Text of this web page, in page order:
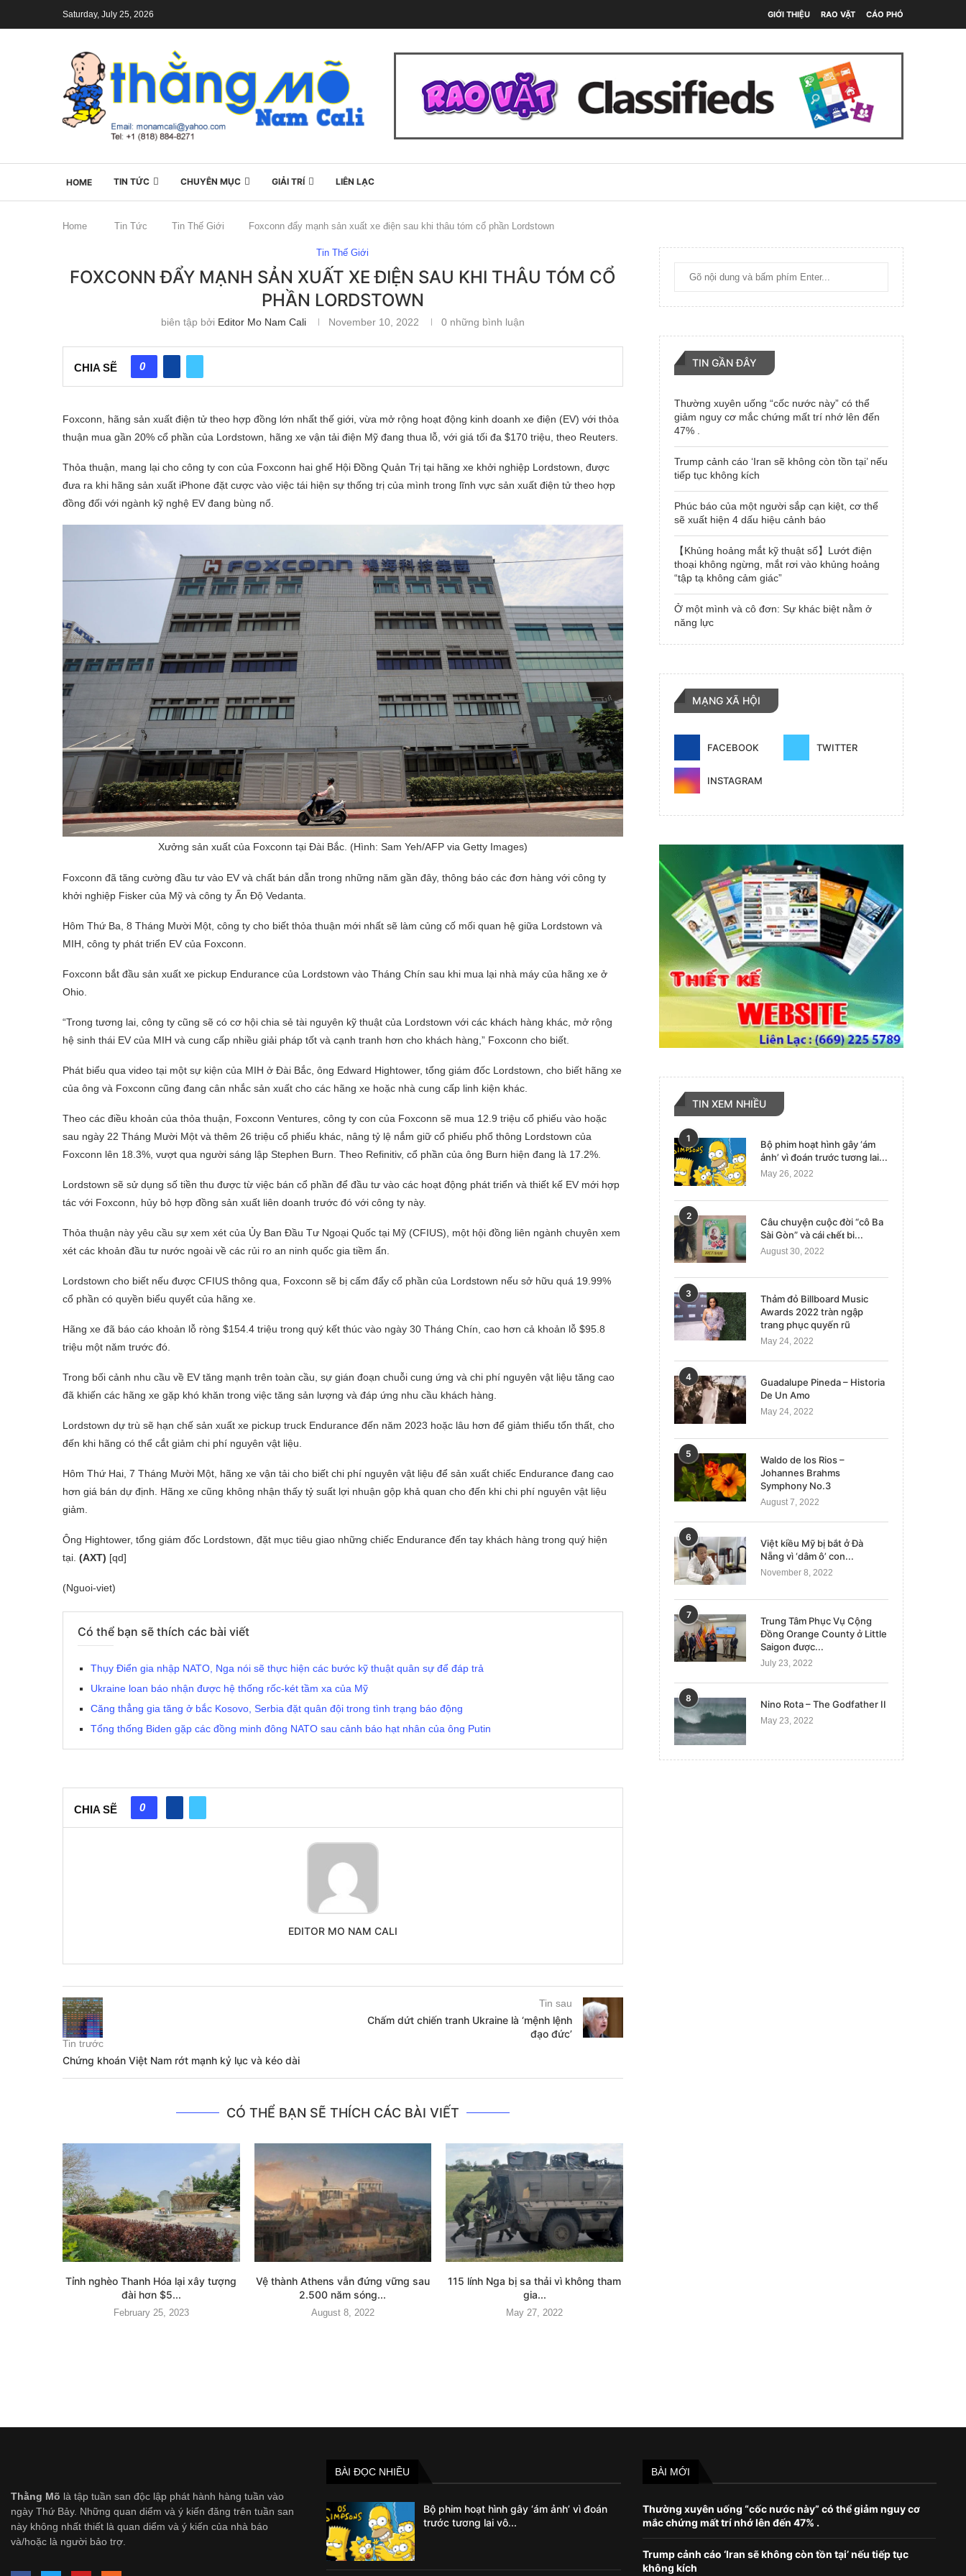
Saturday, July 25, 2026 GIỚI THIỆU RAO VẶT CÁO PHÓ
HOME TIN TỨC CHUYÊN MỤC GIẢI TRÍ LIÊN LẠC
Home Tin Tức Tin Thế Giới Foxconn đẩy mạnh sản xuất xe điện sau khi thâu tóm cổ phần Lordstown
Tin Thế Giới
FOXCONN ĐẨY MẠNH SẢN XUẤT XE ĐIỆN SAU KHI THÂU TÓM CỔ
PHẦN LORDSTOWN
biên tập bởi Editor Mo Nam Cali November 10, 2022 0 những bình luận
CHIA SẼ 0
Foxconn, hãng sản xuất điện tử theo hợp đồng lớn nhất thế giới, vừa mở rộng hoạt động kinh doanh xe điện (EV) với thỏa
thuận mua gần 20% cổ phần của Lordstown, hãng xe vận tải điện Mỹ đang thua lỗ, với giá tối đa $170 triệu, theo Reuters.
Thỏa thuận, mang lại cho công ty con của Foxconn hai ghế Hội Đồng Quản Trị tại hãng xe khởi nghiệp Lordstown, được
đưa ra khi hãng sản xuất iPhone đặt cược vào việc tái hiện sự thống trị của mình trong lĩnh vực sản xuất điện tử theo hợp
đồng đối với ngành kỹ nghệ EV đang bùng nổ.
Xưởng sản xuất của Foxconn tại Đài Bắc. (Hình: Sam Yeh/AFP via Getty Images)
Foxconn đã tăng cường đầu tư vào EV và chất bán dẫn trong những năm gần đây, thông báo các đơn hàng với công ty
khởi nghiệp Fisker của Mỹ và công ty Ấn Độ Vedanta.
Hôm Thứ Ba, 8 Tháng Mười Một, công ty cho biết thỏa thuận mới nhất sẽ làm củng cố mối quan hệ giữa Lordstown và
MIH, công ty phát triển EV của Foxconn.
Foxconn bắt đầu sản xuất xe pickup Endurance của Lordstown vào Tháng Chín sau khi mua lại nhà máy của hãng xe ở
Ohio.
“Trong tương lai, công ty cũng sẽ có cơ hội chia sẻ tài nguyên kỹ thuật của Lordstown với các khách hàng khác, mở rộng
hệ sinh thái EV của MIH và cung cấp nhiều giải pháp tốt và cạnh tranh hơn cho khách hàng,” Foxconn cho biết.
Phát biểu qua video tại một sự kiện của MIH ở Đài Bắc, ông Edward Hightower, tổng giám đốc Lordstown, cho biết hãng xe
của ông và Foxconn cũng đang cân nhắc sản xuất cho các hãng xe hoặc nhà cung cấp linh kiện khác.
Theo các điều khoản của thỏa thuận, Foxconn Ventures, công ty con của Foxconn sẽ mua 12.9 triệu cổ phiếu vào hoặc
sau ngày 22 Tháng Mười Một và thêm 26 triệu cổ phiếu khác, nâng tỷ lệ nắm giữ cổ phiếu phổ thông Lordstown của
Foxconn lên 18.3%, vượt qua người sáng lập Stephen Burn. Theo Refinitiv, cổ phần của ông Burn hiện đang là 17.2%.
Lordstown sẽ sử dụng số tiền thu được từ việc bán cổ phần để đầu tư vào các hoạt động phát triển và thiết kế EV mới hợp
tác với Foxconn, hủy bỏ hợp đồng sản xuất liên doanh trước đó với công ty này.
Thỏa thuận này yêu cầu sự xem xét của Ủy Ban Đầu Tư Ngoại Quốc tại Mỹ (CFIUS), một hội đồng liên ngành chuyên xem
xét các khoản đầu tư nước ngoài về các rủi ro an ninh quốc gia tiềm ẩn.
Lordstown cho biết nếu được CFIUS thông qua, Foxconn sẽ bị cấm đẩy cổ phần của Lordstown nếu sở hữu quá 19.99%
cổ phần có quyền biểu quyết của hãng xe.
Hãng xe đã báo cáo khoản lỗ ròng $154.4 triệu trong quý kết thúc vào ngày 30 Tháng Chín, cao hơn cả khoản lỗ $95.8
triệu một năm trước đó.
Trong bối cảnh nhu cầu về EV tăng mạnh trên toàn cầu, sự gián đoạn chuỗi cung ứng và chi phí nguyên vật liệu tăng cao
đã khiến các hãng xe gặp khó khăn trong việc tăng sản lượng và đáp ứng nhu cầu khách hàng.
Lordstown dự trù sẽ hạn chế sản xuất xe pickup truck Endurance đến năm 2023 hoặc lâu hơn để giảm thiểu tổn thất, cho
đến khi hãng có thể cắt giảm chi phí nguyên vật liệu.
Hôm Thứ Hai, 7 Tháng Mười Một, hãng xe vận tải cho biết chi phí nguyên vật liệu để sản xuất chiếc Endurance đang cao
hơn giá bán dự định. Hãng xe cũng không nhận thấy tỷ suất lợi nhuận gộp khả quan cho đến khi chi phí nguyên vật liệu
giảm.
Ông Hightower, tổng giám đốc Lordstown, đặt mục tiêu giao những chiếc Endurance đến tay khách hàng trong quý hiện
tại. (AXT) [qd]
(Nguoi-viet)
Có thể bạn sẽ thích các bài viết
Thụy Điển gia nhập NATO, Nga nói sẽ thực hiện các bước kỹ thuật quân sự để đáp trả
Ukraine loan báo nhận được hệ thống rốc-két tầm xa của Mỹ
Căng thẳng gia tăng ở bắc Kosovo, Serbia đặt quân đội trong tình trạng báo động
Tổng thống Biden gặp các đồng minh đông NATO sau cảnh báo hạt nhân của ông Putin
CHIA SẼ 0
EDITOR MO NAM CALI
Tin trước
Chứng khoán Việt Nam rớt mạnh kỷ lục và kéo dài
Tin sau
Chấm dứt chiến tranh Ukraine là ‘mệnh lệnh
đạo đức’
CÓ THỂ BẠN SẼ THÍCH CÁC BÀI VIẾT
Tỉnh nghèo Thanh Hóa lại xây tượng
đài hơn $5...
February 25, 2023
Vệ thành Athens vẫn đứng vững sau
2.500 năm sóng...
August 8, 2022
115 lính Nga bị sa thải vì không tham
gia...
May 27, 2022
TIN GẦN ĐÂY
Thường xuyên uống “cốc nước này” có thể
giảm nguy cơ mắc chứng mất trí nhớ lên đến
47% .
Trump cảnh cáo ‘Iran sẽ không còn tồn tại’ nếu
tiếp tục không kích
Phúc báo của một người sắp cạn kiệt, cơ thể
sẽ xuất hiện 4 dấu hiệu cảnh báo
【Khủng hoảng mắt kỹ thuật số】Lướt điện
thoại không ngừng, mắt rơi vào khủng hoảng
“tập tạ không cảm giác”
Ở một mình và cô đơn: Sự khác biệt nằm ở
năng lực
MẠNG XÃ HỘI
FACEBOOK TWITTER
INSTAGRAM
TIN XEM NHIỀU
1
Bộ phim hoạt hình gây ‘ám
ảnh’ vì đoán trước tương lai...
May 26, 2022
2
Câu chuyện cuộc đời “cô Ba
Sài Gòn” và cái 𝐜𝐡ế𝐭 bi...
August 30, 2022
3
Thảm đỏ Billboard Music
Awards 2022 tràn ngập
trang phục quyến rũ
May 24, 2022
4
Guadalupe Pineda – Historia
De Un Amo
May 24, 2022
5
Waldo de los Rios –
Johannes Brahms
Symphony No.3
August 7, 2022
6
Việt kiều Mỹ bị bắt ở Đà
Nẵng vì ‘dâm ô’ con...
November 8, 2022
7
Trung Tâm Phục Vụ Cộng
Đồng Orange County ở Little
Saigon được...
July 23, 2022
8
Nino Rota – The Godfather II
May 23, 2022
Thằng Mõ là tập tuần san độc lập phát hành hàng tuần vào
ngày Thứ Bảy. Những quan diểm và ý kiến đăng trên tuần san
này không nhất thiết là quan diểm và ý kiến của nhà báo
và/hoặc là người bảo trợ.
BÀI ĐỌC NHIỀU
Bộ phim hoạt hình gây ‘ám ảnh’ vì đoán
trước tương lai vô...
BÀI MỚI
Thường xuyên uống “cốc nước này” có thể giảm nguy cơ
mắc chứng mất trí nhớ lên đến 47% .
Trump cảnh cáo ‘Iran sẽ không còn tồn tại’ nếu tiếp tục
không kích